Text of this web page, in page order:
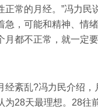
正常的月经。”冯力民
急，可能和精神、情
月都不正常，就一定
经紊乱?冯力民介绍，
为28天最理想。28往